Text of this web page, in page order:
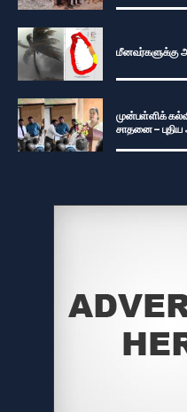
மீனவர்களுக்கு
முன்பள்ளிக்
சாதனை –